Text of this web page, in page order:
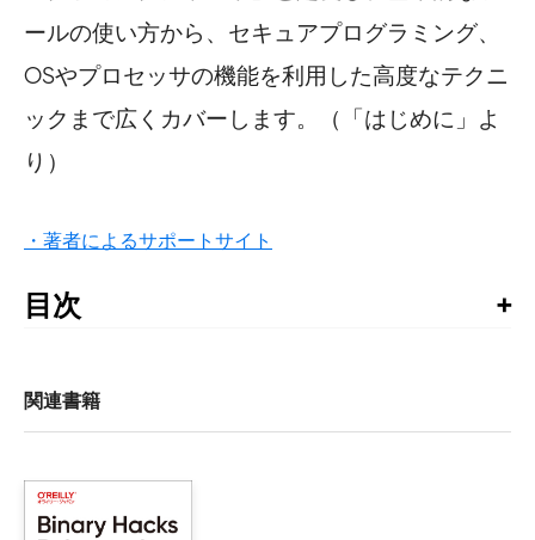
ールの使い方から、セキュアプログラミング、
OSやプロセッサの機能を利用した高度なテクニ
ックまで広くカバーします。（「はじめに」よ
り）
・著者によるサポートサイト
目次
はじめに
	1.　Binary Hack入門
	2.　Binary Hack用語の基礎知識
関連書籍